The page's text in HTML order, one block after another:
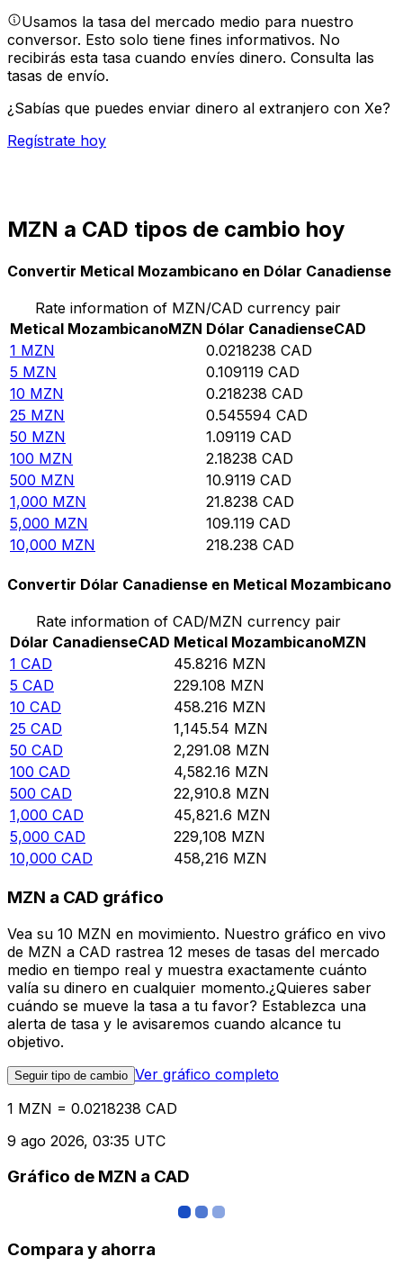
Usamos la tasa del mercado medio para nuestro
conversor. Esto solo tiene fines informativos. No
recibirás esta tasa cuando envíes dinero. Consulta las
tasas de envío.
¿Sabías que puedes enviar dinero al extranjero con Xe?
Regístrate hoy
MZN a CAD tipos de cambio hoy
Convertir Metical Mozambicano en Dólar Canadiense
Rate information of MZN/CAD currency pair
Metical MozambicanoMZN Dólar CanadienseCAD
1 MZN 0.0218238 CAD
5 MZN 0.109119 CAD
10 MZN 0.218238 CAD
25 MZN 0.545594 CAD
50 MZN 1.09119 CAD
100 MZN 2.18238 CAD
500 MZN 10.9119 CAD
1,000 MZN 21.8238 CAD
5,000 MZN 109.119 CAD
10,000 MZN 218.238 CAD
Convertir Dólar Canadiense en Metical Mozambicano
Rate information of CAD/MZN currency pair
Dólar CanadienseCAD Metical MozambicanoMZN
1 CAD 45.8216 MZN
5 CAD 229.108 MZN
10 CAD 458.216 MZN
25 CAD 1,145.54 MZN
50 CAD 2,291.08 MZN
100 CAD 4,582.16 MZN
500 CAD 22,910.8 MZN
1,000 CAD 45,821.6 MZN
5,000 CAD 229,108 MZN
10,000 CAD 458,216 MZN
MZN a CAD gráfico
Vea su 10 MZN en movimiento. Nuestro gráfico en vivo
de MZN a CAD rastrea 12 meses de tasas del mercado
medio en tiempo real y muestra exactamente cuánto
valía su dinero en cualquier momento.¿Quieres saber
cuándo se mueve la tasa a tu favor? Establezca una
alerta de tasa y le avisaremos cuando alcance tu
objetivo.
Seguir tipo de cambio Ver gráfico completo
1 MZN = 0.0218238 CAD
9 ago 2026, 03:35 UTC
Gráfico de MZN a CAD
Compara y ahorra